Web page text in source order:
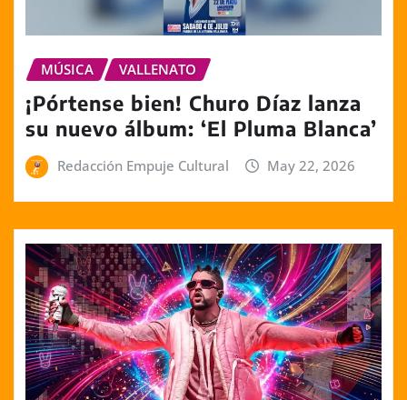
MÚSICA VALLENATO
¡Pórtense bien! Churo Díaz lanza
su nuevo álbum: ‘El Pluma Blanca’
Redacción Empuje Cultural May 22, 2026